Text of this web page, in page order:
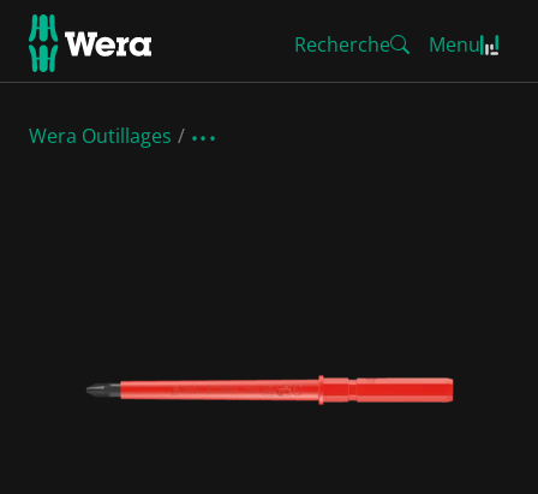
Recherche Menu
Wera Outillages